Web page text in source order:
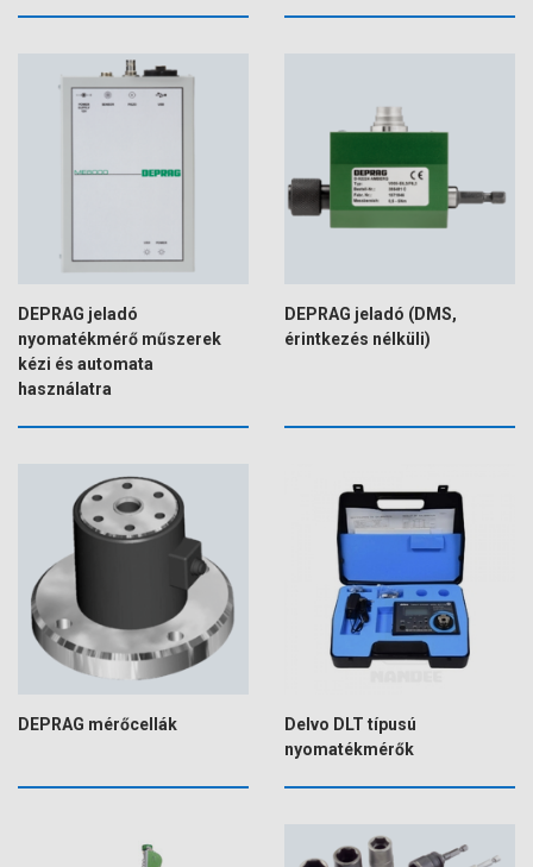
DEPRAG jeladó
nyomatékmérő műszerek
kézi és automata
használatra
DEPRAG jeladó (DMS,
érintkezés nélküli)
DEPRAG mérőcellák
Delvo DLT típusú
nyomatékmérők